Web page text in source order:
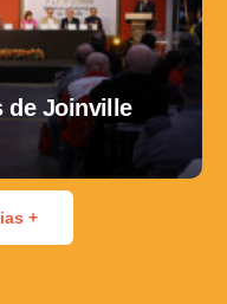
de Joinville
+